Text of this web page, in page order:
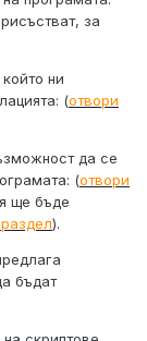
за
ни
(отвори
да се
(отвори
ще бъде
).
бъдат